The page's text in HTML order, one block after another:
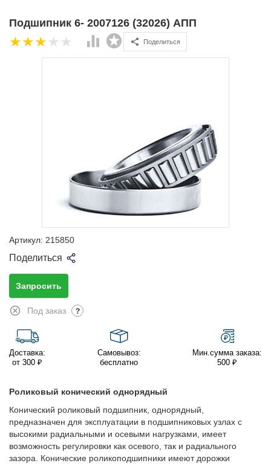
Подшипник 6- 2007126 (32026) АПП
Поделиться
Артикул: 215850
Поделиться
Запросить
Под заказ ?
Доставка:
от 300 ₽
Самовывоз:
бесплатно
Мин.сумма заказа:
500 ₽
Роликовый конический однорядный
Конический роликовый подшипник, однорядный,
предназначен для эксплуатации в подшипниковых узлах с
высокими радиальными и осевыми нагрузками, имеет
возможность регулировки как осевого, так и радиального
зазора. Конические роликоподшипники имеют дорожки